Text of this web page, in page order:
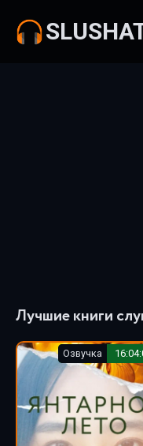
Лучшие книги
Озвучка